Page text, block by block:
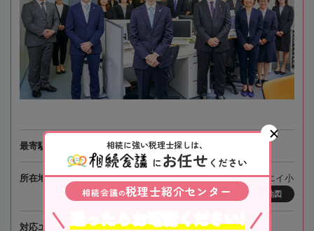
最寄駅 JR「小岩駅」徒歩3分
所在地
〒133-0057 東京都江戸川区西小岩3-31-14 トーエイ小
岩ビル2階
地図
対応エリア 東京、全国オンライン相談可
相続に強い税理士探しは、
にお任せ ください
相続会議の税理士紹介センター